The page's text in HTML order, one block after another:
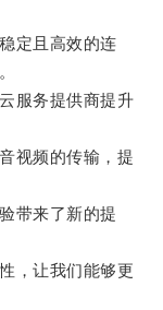
定且高效的连
服务提供商提升
视频的传输，提
带来了新的提
，让我们能够更